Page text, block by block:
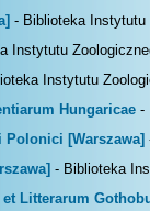
- Biblioteka Instytutu
Instytutu
Instytutu
Hungaricae -
[Warszawa]
- Biblioteka
Litterarum